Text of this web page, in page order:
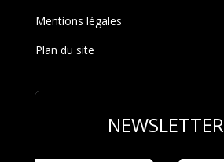
Mentions légales
Plan du site
NEWSLETTER